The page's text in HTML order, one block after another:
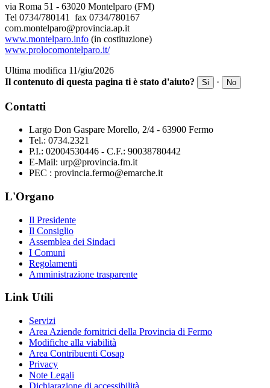
via Roma 51 - 63020 Montelparo (FM)
Tel 0734/780141 fax 0734/780167
com.montelparo@provincia.ap.it
www.montelparo.info (in costituzione)
www.prolocomontelparo.it/
Ultima modifica 11/giu/2026
Il contenuto di questa pagina ti è stato d'aiuto?
Si · No
Contatti
Largo Don Gaspare Morello, 2/4 - 63900 Fermo
Tel.: 0734.2321
P.I.: 02004530446 - C.F.: 90038780442
E-Mail: urp@provincia.fm.it
PEC : provincia.fermo@emarche.it
L'Organo
Il Presidente
Il Consiglio
Assemblea dei Sindaci
I Comuni
Regolamenti
Amministrazione trasparente
Link Utili
Servizi
Area Aziende fornitrici della Provincia di Fermo
Modifiche alla viabilità
Area Contribuenti Cosap
Privacy
Note Legali